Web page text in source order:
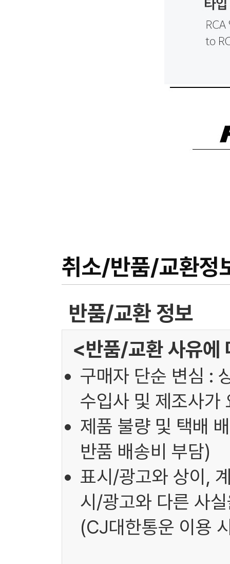
취소/반품/교환정
반품/교환 정보
<반품/교환 사유에
구매자 단순 변심 :
수입사 및 제조사가
제품 불량 및 택배
반품 배송비 부담)
표시/광고와 상이,
시/광고와 다른 사
(CJ대한통운 이용